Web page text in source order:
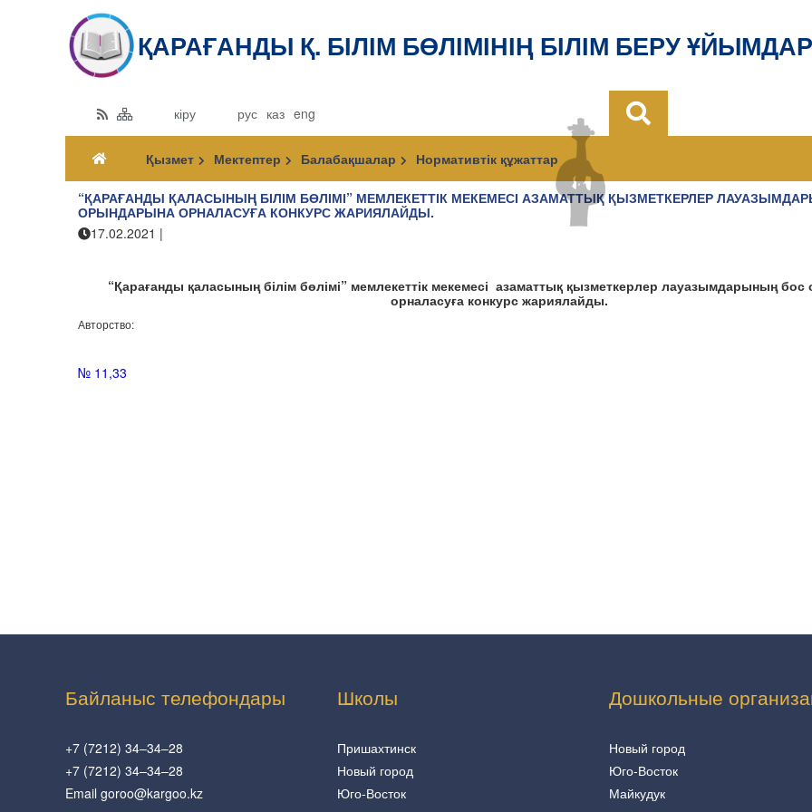
ҚАРАҒАНДЫ Қ. БІЛІМ БӨЛІМІНІҢ БІЛІМ БЕРУ
кіру рус каз eng
Қызмет Мектептер Балабақшалар Нормативтік құжаттар
“ҚАРАҒАНДЫ ҚАЛАСЫНЫҢ БІЛІМ БӨЛІМІ” МЕМЛЕКЕТТІК МЕКЕМЕСІ АЗАМАТТЫҚ ҚЫЗМЕТКЕРЛЕР
ОРЫНДАРЫНА ОРНАЛАСУҒА КОНКУРС ЖАРИЯЛАЙДЫ.
17.02.2021 |
“Қарағанды қаласының білім бөлімі” мемлекеттік мекемесі азаматтық қызметкерлер лауазымдарының
орналасуға конкурс жариялайды.
Авторство:
№ 11,33
Байланыс телефондары
+7 (7212) 34–34–28
+7 (7212) 34–34–28
Email goroo@kargoo.kz
Школы
Пришахтинск
Новый город
Юго-Восток
Дошкольные
Новый город
Юго-Восток
Майкудук